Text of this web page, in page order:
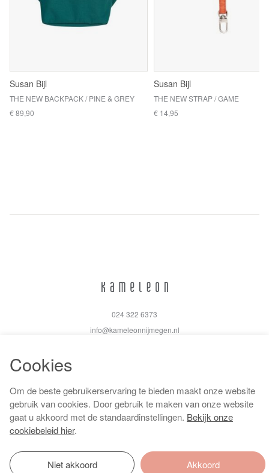
Susan Bijl
THE NEW BACKPACK / PINE & GREY
€ 89,90
Susan Bijl
THE NEW STRAP / GAME
€ 14,95
024 322 6373
info@kameleonnijmegen.nl
Algemene voorwaarden
Privacy policy
Cookiebeleid
Cookies
Om de beste gebruikerservaring te bieden maakt onze website
gebruik van cookies. Door gebruik te maken van onze website
gaat u akkoord met de standaardinstellingen. Bekijk onze
cookiebeleid hier.